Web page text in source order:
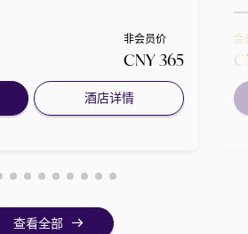
非会员价
CNY 365
酒店详情
会
查看全部